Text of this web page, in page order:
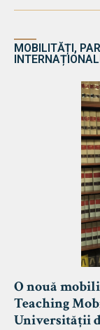
MOBILITĂȚI,
O nouă
Teaching
Universității